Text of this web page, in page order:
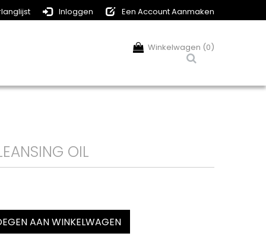
Inloggen Een Account Aanmaken
Winkelwagen (0)
OIL
AAN WINKELWAGEN